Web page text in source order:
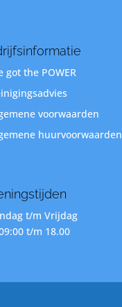
got the POWER
voorwaarden
huurvoorwaarden
t/m Vrijdag
t/m 18.00